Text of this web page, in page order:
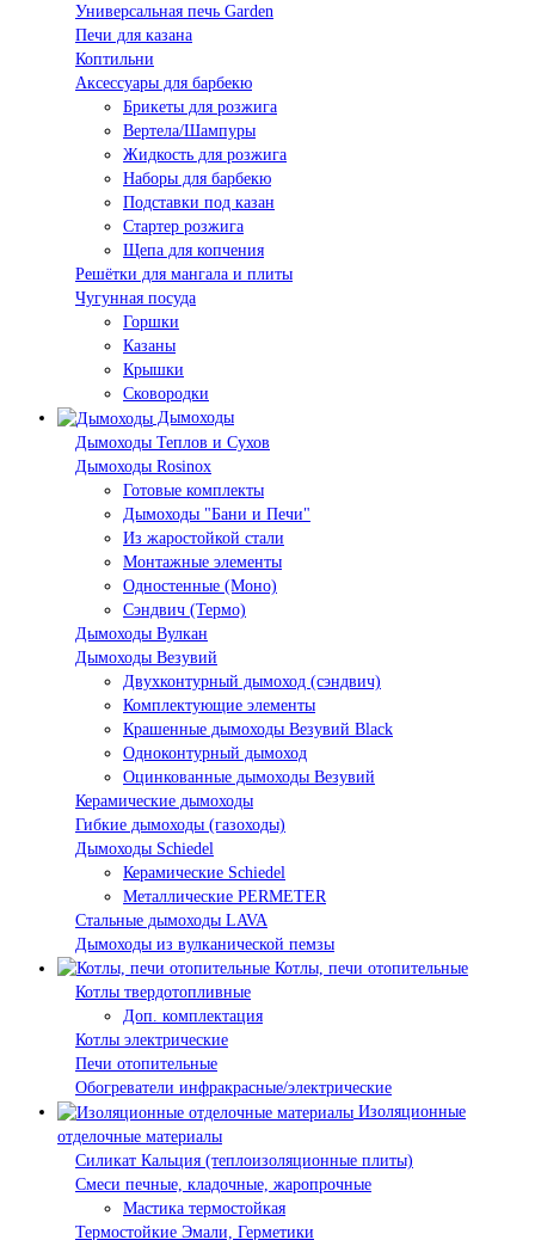
Универсальная печь Garden
Печи для казана
Коптильни
Аксессуары для барбекю
Брикеты для розжига
Вертела/Шампуры
Жидкость для розжига
Наборы для барбекю
Подставки под казан
Стартер розжига
Щепа для копчения
Решётки для мангала и плиты
Чугунная посуда
Горшки
Казаны
Крышки
Сковородки
Дымоходы
Дымоходы Теплов и Сухов
Дымоходы Rosinox
Готовые комплекты
Дымоходы "Бани и Печи"
Из жаростойкой стали
Монтажные элементы
Одностенные (Моно)
Сэндвич (Термо)
Дымоходы Вулкан
Дымоходы Везувий
Двухконтурный дымоход (сэндвич)
Комплектующие элементы
Крашенные дымоходы Везувий Black
Одноконтурный дымоход
Оцинкованные дымоходы Везувий
Керамические дымоходы
Гибкие дымоходы (газоходы)
Дымоходы Schiedel
Керамические Schiedel
Металлические PERMETER
Стальные дымоходы LAVA
Дымоходы из вулканической пемзы
Котлы, печи отопительные
Котлы твердотопливные
Доп. комплектация
Котлы электрические
Печи отопительные
Обогреватели инфракрасные/электрические
Изоляционные
отделочные материалы
Силикат Кальция (теплоизоляционные плиты)
Смеси печные, кладочные, жаропрочные
Мастика термостойкая
Термостойкие Эмали, Герметики